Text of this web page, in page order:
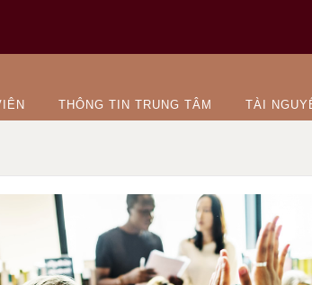
THÔNG TIN TRUNG TÂM TÀI